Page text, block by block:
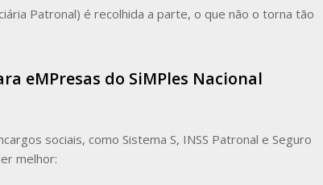
Patronal) é recolhida a parte, o que não o torna tão
eMPresas do SiMPles Nacional
sociais, como Sistema S, INSS Patronal e Seguro
melhor: